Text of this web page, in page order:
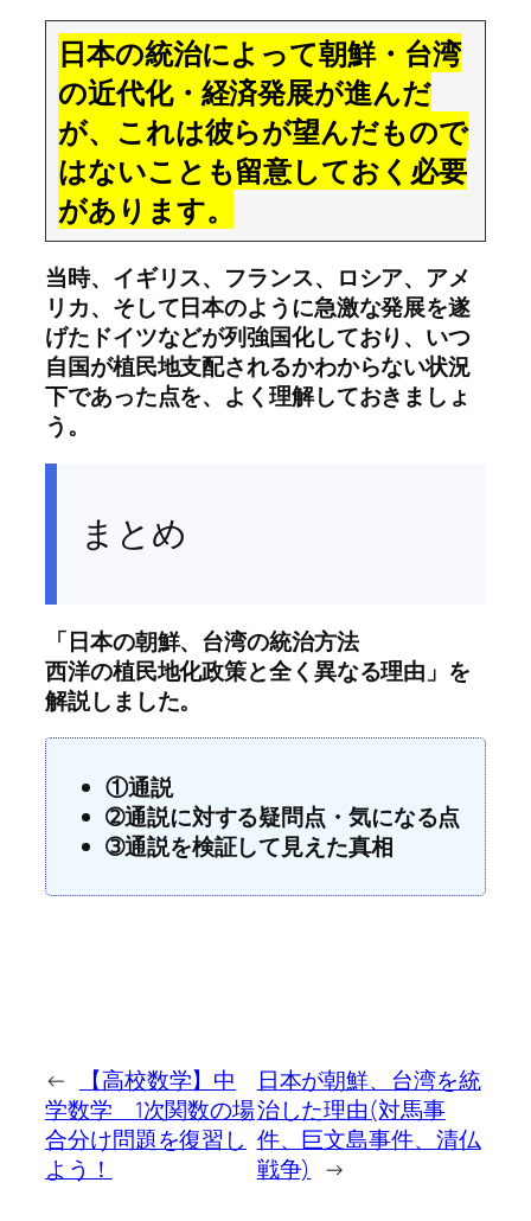
日本の統治によって朝鮮・台湾
の近代化・経済発展が進んだ
が、これは彼らが望んだもので
はないことも留意しておく必要
があります。
当時、イギリス、フランス、ロシア、アメ
リカ、そして日本のように急激な発展を遂
げたドイツなどが列強国化しており、いつ
自国が植民地支配されるかわからない状況
下であった点を、よく理解しておきましょ
う。
まとめ
「日本の朝鮮、台湾の統治方法
西洋の植民地化政策と全く異なる理由」を
解説しました。
①通説
➁通説に対する疑問点・気になる点
➂通説を検証して見えた真相
←
【高校数学】中
学数学 1次関数の場
合分け問題を復習し
よう！
日本が朝鮮、台湾を統
治した理由(対馬事
件、巨文島事件、清仏
戦争) →